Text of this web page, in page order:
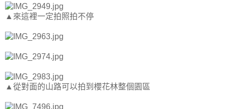
▲來這裡一定拍照拍不停
▲從對面的山路可以拍到櫻花林整個園區